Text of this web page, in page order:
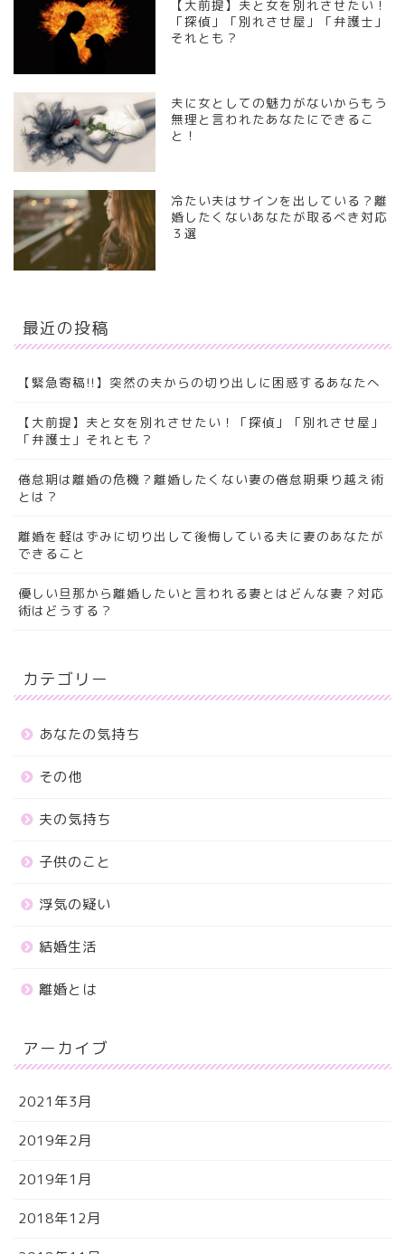
【大前提】夫と女を別れさせたい！
「探偵」「別れさせ屋」「弁護士」
それとも？
夫に女としての魅力がないからもう
無理と言われたあなたにできるこ
と！
冷たい夫はサインを出している？離
婚したくないあなたが取るべき対応
３選
最近の投稿
【緊急寄稿!!】突然の夫からの切り出しに困惑するあなたへ
【大前提】夫と女を別れさせたい！「探偵」「別れさせ屋」
「弁護士」それとも？
倦怠期は離婚の危機？離婚したくない妻の倦怠期乗り越え術
とは？
離婚を軽はずみに切り出して後悔している夫に妻のあなたが
できること
優しい旦那から離婚したいと言われる妻とはどんな妻？対応
術はどうする？
カテゴリー
あなたの気持ち
その他
夫の気持ち
子供のこと
浮気の疑い
結婚生活
離婚とは
アーカイブ
2021年3月
2019年2月
2019年1月
2018年12月